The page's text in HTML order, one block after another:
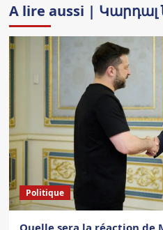
A lire aussi | Կարդալ
Politique
Quelle sera la réaction de